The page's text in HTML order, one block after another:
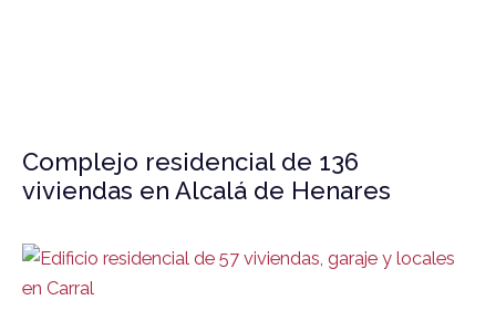
Complejo residencial de 136
viviendas en Alcalá de Henares